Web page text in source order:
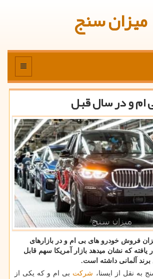
میزان سنج
منو
ام و در سال قبل
فروش خودرو های بی ام و در بازارهای
یافته كه نشان میدهد بازار آمریكا سهم قابل
آلمانی داشته است.
به نقل از ایسنا، شركت بی ام و كه یكی از